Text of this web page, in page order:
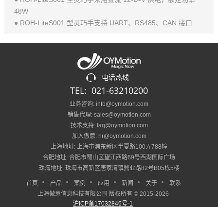
48W
● ROH-LiteS001 型灵巧手支持 UART、RS485、CAN 接口
电话热线
TEL: 021-63210200
业务咨询: info@oymotion.com
销售代理: sales@oymotion.com
技术支持: faq@oymotion.com
加入傲意: hr@oymotion.com
上海地址: 上海市浦东新区半夏路100弄788幢
合肥地址: 合肥市蜀山区望江西路69号西湖国际广场
珠海地址: 珠海市高新区唐家湾镇鼎业路82号B05栋5楼
首页 产品 案例 应用 新闻 关于
联系
上海傲意信息科技有限公司 版权所有 © 2015-2026
沪ICP备17032846号-1